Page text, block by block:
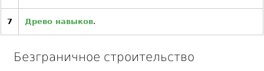
7 Древо навыков.
Безграничное строительство